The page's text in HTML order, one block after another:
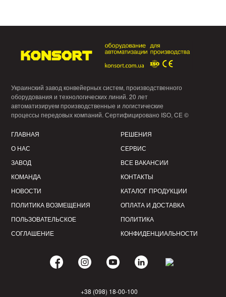
Украинский завод конвейерных систем, производственного
оборудования и технологических линий. 20 лет
автоматизируем производственные и логистические
процессы передовых компаний. Сертифицировано ISO, CE ©
ГЛАВНАЯ
О НАС
ЗАВОД
КОМАНДА
НОВОСТИ
ПОЛИТИКА ВОЗМЕЩЕНИЯ
ПОЛЬЗОВАТЕЛЬСКОЕ
СОГЛАШЕНИЕ
РЕШЕНИЯ
СЕРВИС
ВСЕ ВАКАНСИИ
КОНТАКТЫ
КАТАЛОГ ПРОДУКЦИИ
ОПЛАТА И ДОСТАВКА
ПОЛИТИКА
КОНФИДЕНЦИАЛЬНОСТИ
+38 (098) 18-00-100